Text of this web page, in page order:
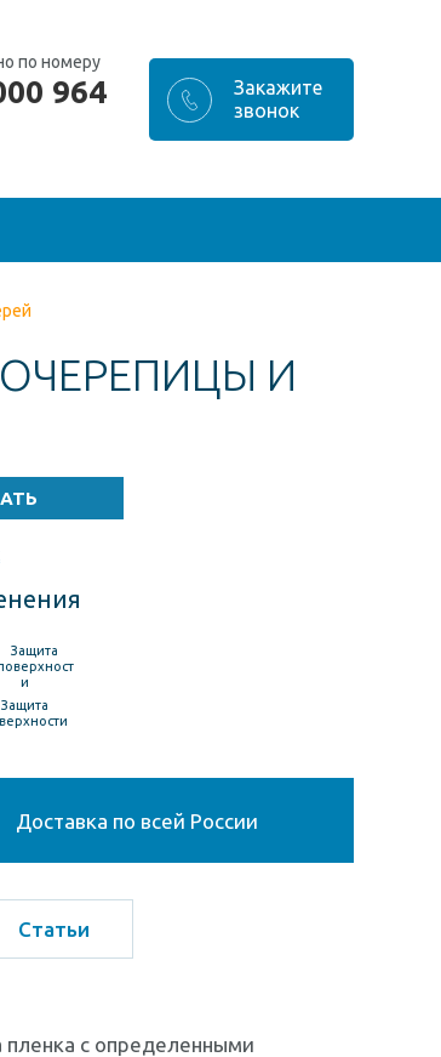
по номеру
964
И
Защита
Доставка по всей России
Статьи
с определенными